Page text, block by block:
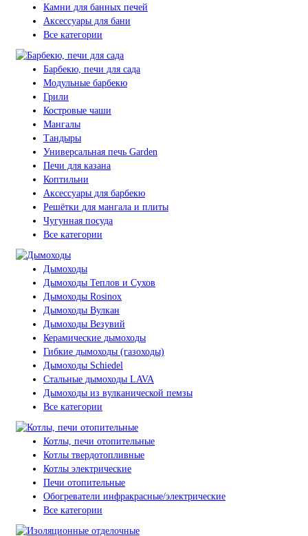
Камни для банных печей
Аксессуары для бани
Все категории
Барбекю, печи для сада
Модульные барбекю
Грили
Костровые чаши
Мангалы
Тандыры
Универсальная печь Garden
Печи для казана
Коптильни
Аксессуары для барбекю
Решётки для мангала и плиты
Чугунная посуда
Все категории
Дымоходы
Дымоходы Теплов и Сухов
Дымоходы Rosinox
Дымоходы Вулкан
Дымоходы Везувий
Керамические дымоходы
Гибкие дымоходы (газоходы)
Дымоходы Schiedel
Стальные дымоходы LAVA
Дымоходы из вулканической пемзы
Все категории
Котлы, печи отопительные
Котлы твердотопливные
Котлы электрические
Печи отопительные
Обогреватели инфракрасные/электрические
Все категории